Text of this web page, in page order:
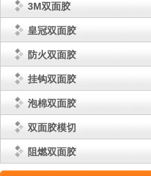
3M双面胶
皇冠双面胶
防火双面胶
挂钩双面胶
泡棉双面胶
双面胶模切
阻燃双面胶